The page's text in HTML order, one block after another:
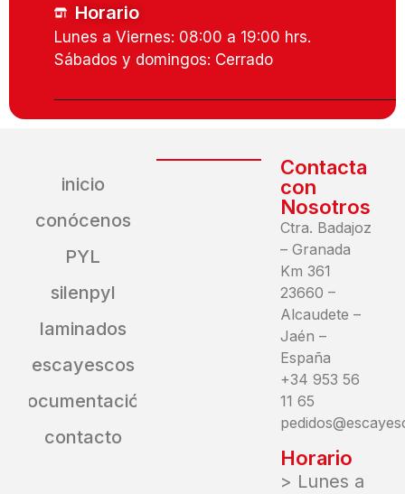
Horario
Lunes a Viernes: 08:00 a 19:00 hrs.
Sábados y domingos: Cerrado
Contacta
con
Nosotros
Ctra. Badajoz
– Granada
Km 361
23660 –
Alcaudete –
Jaén –
España
+34 953 56
11 65
Horario
> Lunes a
inicio
conócenos
PYL
silenpyl
laminados
escayescos
documentación
contacto